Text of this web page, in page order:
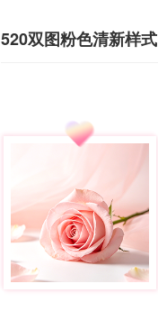
520双图粉色清新样式